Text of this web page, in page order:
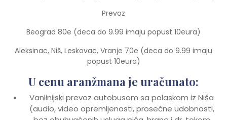
Prevoz
Beograd 80e (deca do 9.99 imaju popust 10eura)
Aleksinac, Niš, Leskovac, Vranje 70e (deca do 9.99 imaju
popust 10eura)
U cenu aranžmana je uračunato:
Vanlinijski prevoz autobusom sa polaskom iz Niša
(audio, video opremljenosti, prosečne udobnosti,